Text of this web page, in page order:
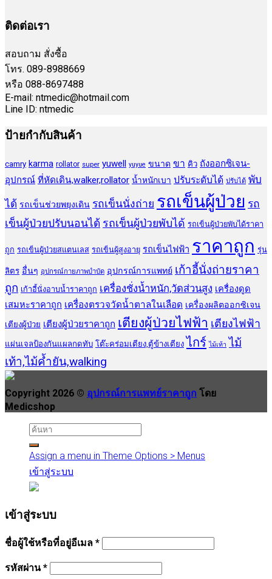
ติดต่อเรา
สอบถาม สั่งซื้อ
โทร. 089-8988669
หรือ 088-8697488
E-mail: ntmedic@hotmail.com
Line ID: ntmedic
ป้ายกำกับสินค้า
camry karma rollator super yuwell yuyue ขนาด ขา คิว ถังออกซิเจน-
อุปกรณ์ ที่หัดเดิน,walker,rollator น้ำหนักเบา ปรับระดับได้ ปรับได้ พับ
ได้ รถเข็นช่วยพยุงเดิน รถเข็นนั่งถ่าย รถเข็นผู้ป่วย รถ
เข็นผู้ป่วยปรับนอนได้ รถเข็นผู้ป่วยพับได้ รถเข็นผู้ป่วยพับได้ราคา
ถูก รถเข็นผู้ป่วยสแตนเลส รถเข็นผู้สูงอายุ รถเข็นไฟฟ้า ราคาถูก รุ่น
ลิตร อื่นๆ อุปกรณ์กายภาพบำบัด อุปกรณ์การแพทย์ เก้าอี้นั่งถ่ายราคา
ถูก เก้าอี้นั่งอาบน้ำราคาถูก เครื่องชั่งน้ำหนัก,วัดส่วนสูง เครื่องดูด
เสมหะราคาถูก เครื่องตรวจวัดน้ำตาลในเลือด เครื่องผลิตออกซิเจน
เตียงผู้ป่วย เตียงผู้ป่วยราคาถูก เตียงผู้ป่วยไฟฟ้า เตียงไฟฟ้า
แผ่นเจลป้องกันแผลกดทับ โต๊ะคร่อมเตียง,ตู้ข้างเตียง ไกร์ ไม้เท้า ไม้
เท้า,ไม้ค้ำยัน,walking
Copyright 2026 © อุปกรณ์การแพทย์ราคาถูก โดย
Medicshop
Assign a menu in Theme Options > Menus
เข้าสู่ระบบ
เข้าสู่ระบบ
ชื่อผู้ใช้หรือที่อยู่อีเมล *
รหัสผ่าน*